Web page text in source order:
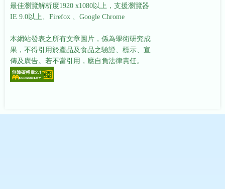
最佳瀏覽解析度1920 x1080以上，支援瀏覽器
IE 9.0以上、Firefox 、Google Chrome
本網站發表之所有文章圖片，係為學術研究成
果，不得引用於產品及食品之驗證、標示、宣
傳及廣告。若不當引用，應自負法律責任。